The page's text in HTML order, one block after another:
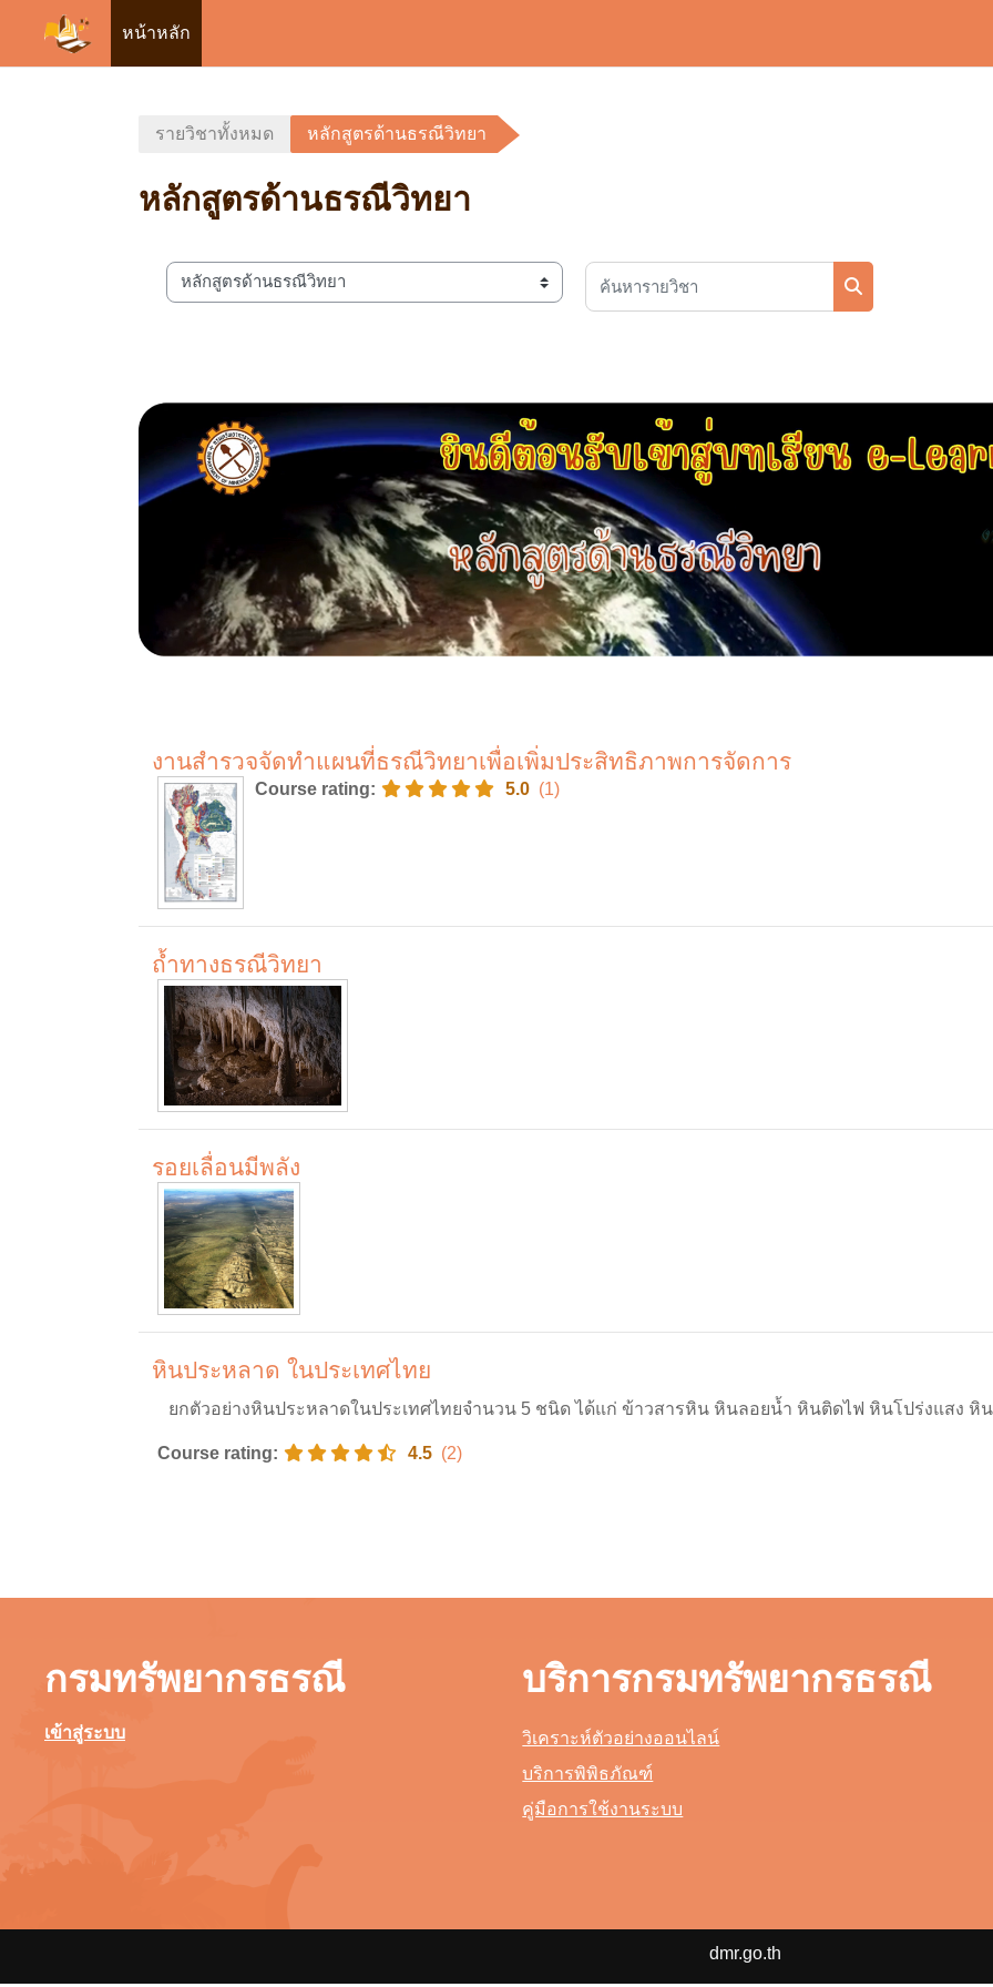
หน้าหลัก
รายวิชาทั้งหมด หลักสูตรด้านธรณีวิทยา
หลักสูตรด้านธรณีวิทยา
ประเภทของรายวิชา
ค้นหารายวิชา
งานสำรวจจัดทำแผนที่ธรณีวิทยาเพื่อเพิ่มประสิทธิภาพการจัดการ
Course rating: 5.0 (1)
ถ้ำทางธรณีวิทยา
รอยเลื่อนมีพลัง
หินประหลาด ในประเทศไทย
ยกตัวอย่างหินประหลาดในประเทศไทยจำนวน 5 ชนิด ได้แก่ ข้าวสารหิน หินลอยน้ำ หินติดไฟ หินโปร่งแสง หิ
Course rating: 4.5 (2)
กรมทรัพยากรธรณี
เข้าสู่ระบบ
บริการกรมทรัพยากรธรณี
วิเคราะห์ตัวอย่างออนไลน์
บริการพิพิธภัณฑ์
คู่มือการใช้งานระบบ
dmr.go.th